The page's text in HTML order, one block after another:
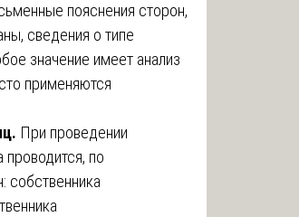
пояснения сторон,
сведения о типе
значение имеет анализ
применяются
При проведении
по
собственника